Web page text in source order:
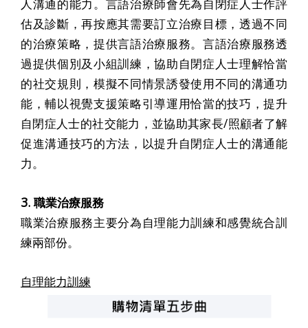
人溝通的能力。言語治療師會先為自閉症人士作評
估及診斷，再按應其需要訂立治療目標，透過不同
的治療策略，提供言語治療服務。言語治療服務透
過提供個別及小組訓練，協助自閉症人士理解恰當
的社交規則，模擬不同情景誘發使用不同的溝通功
能，輔以視覺支援策略引導運用恰當的技巧，提升
自閉症人士的社交能力，並協助其家長/照顧者了解
促進溝通技巧的方法，以提升自閉症人士的溝通能
力。
3. 職業治療服務
職業治療服務主要分為自理能力訓練和感覺統合訓
練兩部份。
自理能力訓練